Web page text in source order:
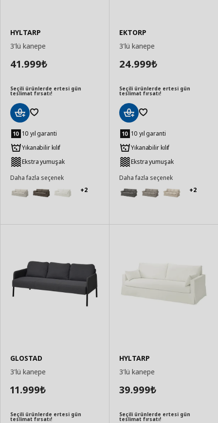
HYLTARP
3'lü kanepe
41.999₺
Seçili ürünlerde ertesi gün
teslimat fırsatı!
Ekle 10 yıl garanti
Yıkanabilir kılıf
Ekstra yumuşak
Daha fazla seçenek
+2
EKTORP
3'lü kanepe
24.999₺
Seçili ürünlerde ertesi gün
teslimat fırsatı!
Ekle 10 yıl garanti
Yıkanabilir kılıf
Ekstra yumuşak
Daha fazla seçenek
+2
GLOSTAD
3'lü kanepe
11.999₺
Seçili ürünlerde ertesi gün
teslimat fırsatı!
HYLTARP
3'lü kanepe
39.999₺
Seçili ürünlerde ertesi gün
teslimat fırsatı!